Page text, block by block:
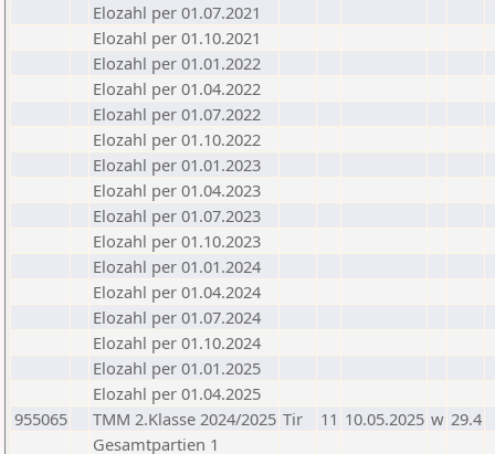
Elozahl per 01.07.2021
Elozahl per 01.10.2021
Elozahl per 01.01.2022
Elozahl per 01.04.2022
Elozahl per 01.07.2022
Elozahl per 01.10.2022
Elozahl per 01.01.2023
Elozahl per 01.04.2023
Elozahl per 01.07.2023
Elozahl per 01.10.2023
Elozahl per 01.01.2024
Elozahl per 01.04.2024
Elozahl per 01.07.2024
Elozahl per 01.10.2024
Elozahl per 01.01.2025
Elozahl per 01.04.2025
955065
TMM 2.Klasse 2024/2025 Tir 11 10.05.2025 w 29.4
Gesamtpartien 1